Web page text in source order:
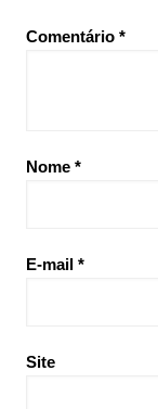
Comentário *
Nome *
E-mail *
Site